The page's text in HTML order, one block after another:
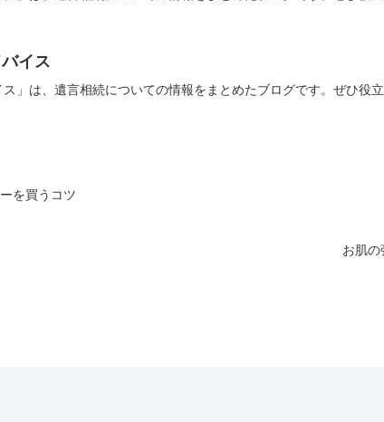
イス
ス」は、遺言相続についての情報をまとめたブログです。ぜひ役
を買うコツ
お肌